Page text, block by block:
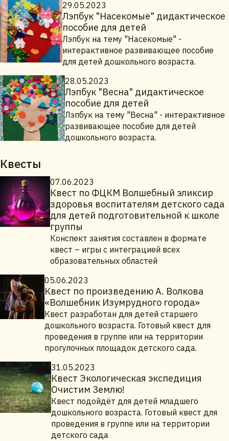
29.05.2023
Лэпбук "Насекомые" дидактическое
пособие для детей
Лэпбук на тему "Насекомые" -
интерактивное развивающее пособие
для детей дошкольного возраста.
28.05.2023
Лэпбук "Весна" дидактическое
пособие для детей
Лэпбук на тему "Весна" - интерактивное
развивающее пособие для детей
дошкольного возраста.
Квесты
07.06.2023
Квест по ФЦКМ Волшебный эликсир
здоровья воспитателям детского сада
для детей подготовительной к школе
группы
Конспект занятия составлен в формате
квест – игры с интеграцией всех
образовательных областей
05.06.2023
Квест по произведению А. Волкова
«Волшебник Изумрудного города»
Квест разработан для детей старшего
дошкольного возраста. Готовый квест для
проведения в группе или на территории
прогулочных площадок детского сада.
31.05.2023
Квест Экологическая экспедиция
Очистим Землю!
Квест подойдёт для детей младшего
дошкольного возраста. Готовый квест для
проведения в группе или на территории
детского сада